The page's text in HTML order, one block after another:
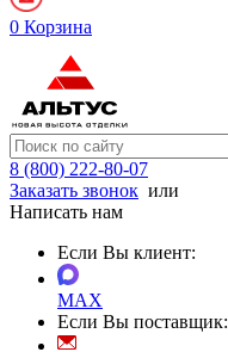
0 Корзина
8 (800) 222-80-07
Заказать звонок или
Написать нам
Если Вы клиент:
MAX
Если Вы поставщик: